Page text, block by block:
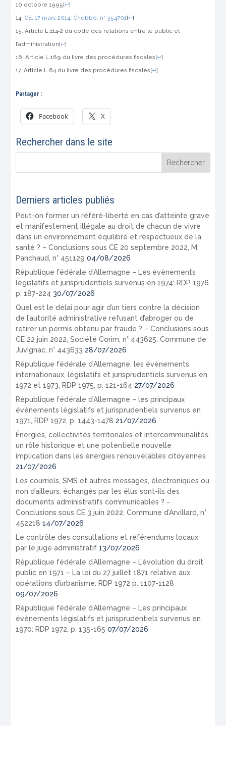
10 octobre 1995[↩]
CE, 17 mars 2014, Chebbo , n° 354701 [↩]
Article L.114‑2 du code des relations entre le public et
l’administration[↩]
Article L.169 du livre des procédures fiscales[↩]
Article L.64 du livre des procédures fiscales[↩]
Partager :
Facebook X
Rechercher dans le site
Derniers articles publiés
Peut-on former un référé-liberté en cas d’atteinte grave
et manifestement illégale au droit de chacun de vivre
dans un environnement équilibré et respectueux de la
santé ? – Conclusions sous CE 20 septembre 2022, M.
Panchaud, n° 451129 04/08/2026
République fédérale d’Allemagne – Les évènements
législatifs et jurisprudentiels survenus en 1974: RDP 1976
p. 187-224 30/07/2026
Quel est le délai pour agir d’un tiers contre la décision
de l’autorité administrative refusant d’abroger ou de
retirer un permis obtenu par fraude ? – Conclusions sous
CE 22 juin 2022, Société Corim, n° 443625, Commune de
Juvignac, n° 443633 28/07/2026
République fédérale d’Allemagne, les événements
internationaux, législatifs et jurisprudentiels survenus en
1972 et 1973, RDP 1975, p. 121-164 27/07/2026
République fédérale d’Allemagne – les principaux
évènements législatifs et jurisprudentiels survenus en
1971, RDP 1972, p. 1443-1478 21/07/2026
Énergies, collectivités territoriales et intercommunalités,
un rôle historique et une potentielle nouvelle
implication dans les énergies renouvelables citoyennes
21/07/2026
Les courriels, SMS et autres messages, électroniques ou
non d’ailleurs, échangés par les élus sont-ils des
documents administratifs communicables ? –
Conclusions sous CE 3 juin 2022, Commune d’Arvillard, n°
452218 14/07/2026
Le contrôle des consultations et référendums locaux
par le juge administratif 13/07/2026
République fédérale d’Allemagne – L’évolution du droit
public en 1971 – La loi du 27 juillet 1871 relative aux
opérations d’urbanisme: RDP 1972 p. 1107-1128
09/07/2026
République fédérale d’Allemagne – Les principaux
évènements législatifs et jurisprudentiels survenus en
1970: RDP 1972, p. 135-165 07/07/2026